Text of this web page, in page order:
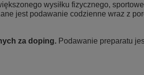
wysiłku fizycznego,
jest podawanie codzienne wraz z
za doping. Podawanie preparatu